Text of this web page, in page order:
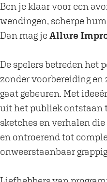
p
r
o
o
m
e
d
y
I
m
p
o
C
o
m
e
d
y
Ben je klaar voor een
wendingen, scherpe
Dan mag je Allure
De spelers betreden het
zonder voorbereiding en
gaat gebeuren. Met
uit het publiek ontstaan
sketches en verhalen
en ontroerend tot
onweerstaanbaar